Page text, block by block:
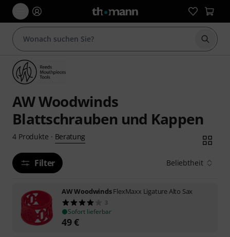
Suche
AW Woodwinds
Blattschrauben und Kappen
4 Produkte · Beratung
Filter Beliebtheit
AW WoodwindsFlexMaxx Ligature Alto Sax
3
Sofort lieferbar
49€